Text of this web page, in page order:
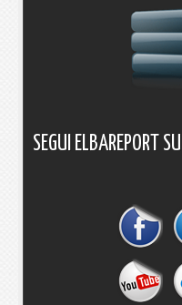
SEGUI ELBAREPORT SUI